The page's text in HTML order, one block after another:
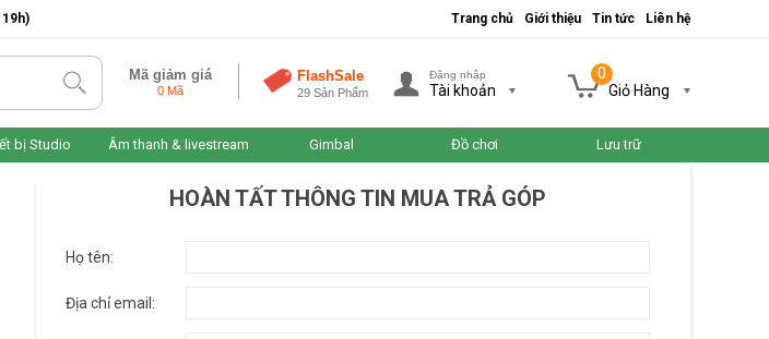
Trang chủ Giới thiệu Tin tức Liên hệ
tlk Mã giảm giá
0 Mã
FlashSale
29 Sản Phẩm
Đăng nhập
Tài khoản
0
Giỏ Hàng
bị Studio Âm thanh & livestream Gimbal Đồ chơi Lưu trữ
HOÀN TẤT THÔNG TIN MUA TRẢ GÓP
Họ tên:
Địa chỉ email: